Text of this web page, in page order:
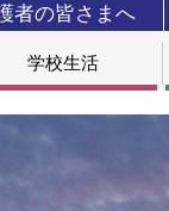
者の皆さまへ
学校生活